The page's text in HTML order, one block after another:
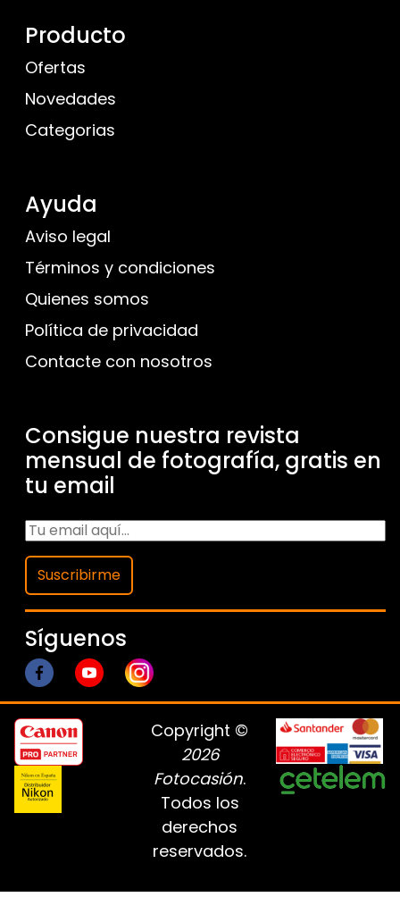
Producto
Ofertas
Novedades
Categorias
Ayuda
Aviso legal
Términos y condiciones
Quienes somos
Política de privacidad
Contacte con nosotros
Consigue nuestra revista
mensual de fotografía, gratis en
tu email
Suscribirme
Síguenos
Copyright ©
2026
Fotocasión.
Todos los
derechos
reservados.